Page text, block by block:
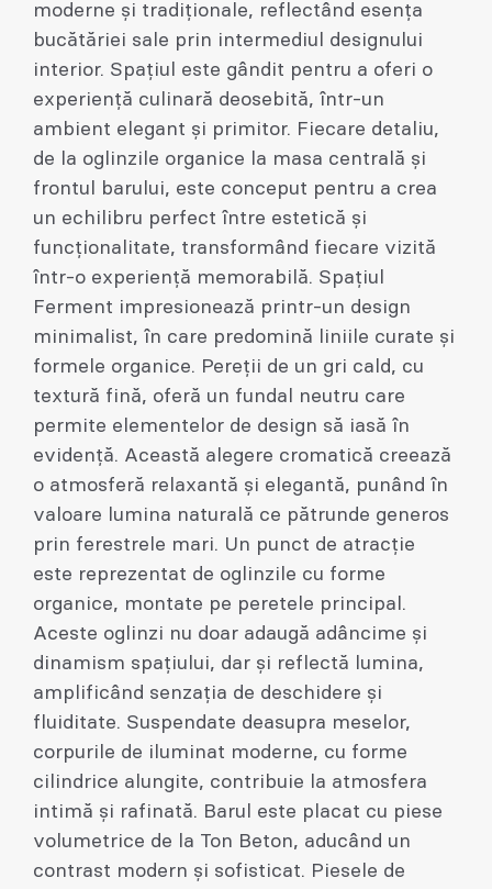
moderne și tradiționale, reflectând esența
bucătăriei sale prin intermediul designului
interior. Spațiul este gândit pentru a oferi o
experiență culinară deosebită, într-un
ambient elegant și primitor. Fiecare detaliu,
de la oglinzile organice la masa centrală și
frontul barului, este conceput pentru a crea
un echilibru perfect între estetică și
funcționalitate, transformând fiecare vizită
într-o experiență memorabilă. Spațiul
Ferment impresionează printr-un design
minimalist, în care predomină liniile curate și
formele organice. Pereții de un gri cald, cu
textură fină, oferă un fundal neutru care
permite elementelor de design să iasă în
evidență. Această alegere cromatică creează
o atmosferă relaxantă și elegantă, punând în
valoare lumina naturală ce pătrunde generos
prin ferestrele mari. Un punct de atracție
este reprezentat de oglinzile cu forme
organice, montate pe peretele principal.
Aceste oglinzi nu doar adaugă adâncime și
dinamism spațiului, dar și reflectă lumina,
amplificând senzația de deschidere și
fluiditate. Suspendate deasupra meselor,
corpurile de iluminat moderne, cu forme
cilindrice alungite, contribuie la atmosfera
intimă și rafinată. Barul este placat cu piese
volumetrice de la Ton Beton, aducând un
contrast modern și sofisticat. Piesele de